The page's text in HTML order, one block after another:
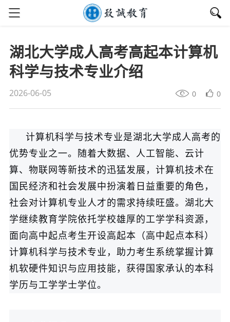
湖北大学成人高考高起本计算机
科学与技术专业介绍
2026-06-05 0 0
计算机科学与技术专业是湖北大学成人高考的
优势专业之一。随着大数据、人工智能、云计
算、物联网等新技术的迅猛发展，计算机技术在
国民经济和社会发展中扮演着日益重要的角色，
社会对计算机专业人才的需求持续旺盛。湖北大
学继续教育学院依托学校雄厚的工学学科资源，
面向高中起点考生开设高起本（高中起点本科）
计算机科学与技术专业，助力考生系统掌握计算
机软硬件知识与应用技能，获得国家承认的本科
学历与工学学士学位。